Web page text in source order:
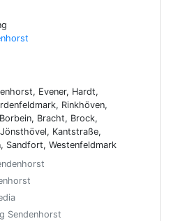
Evener, Hardt,
Rinkhöven,
Bracht, Brock,
Kantstraße,
Sandfort, Westenfeldmark
Sendenhorst